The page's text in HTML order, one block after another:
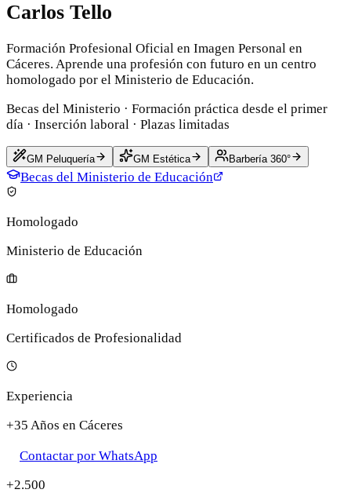
Carlos Tello
Formación Profesional Oficial en Imagen Personal en
Cáceres. Aprende una profesión con futuro en un centro
homologado por el Ministerio de Educación.
Becas del Ministerio · Formación práctica desde el primer
día · Inserción laboral · Plazas limitadas
GM Peluquería GM Estética Barbería 360°
Becas del Ministerio de Educación
Homologado
Ministerio de Educación
Homologado
Certificados de Profesionalidad
Experiencia
+35 Años en Cáceres
Contactar por WhatsApp
+2.500